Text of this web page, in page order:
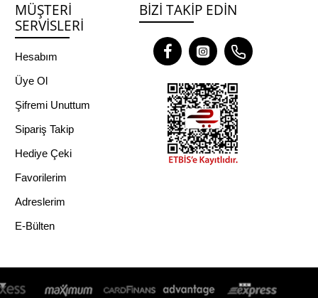
MÜŞTERI
SERVISLERI
Hesabım
Üye Ol
Şifremi Unuttum
Sipariş Takip
Hediye Çeki
Favorilerim
Adreslerim
E-Bülten
BIZI TAKIP EDIN